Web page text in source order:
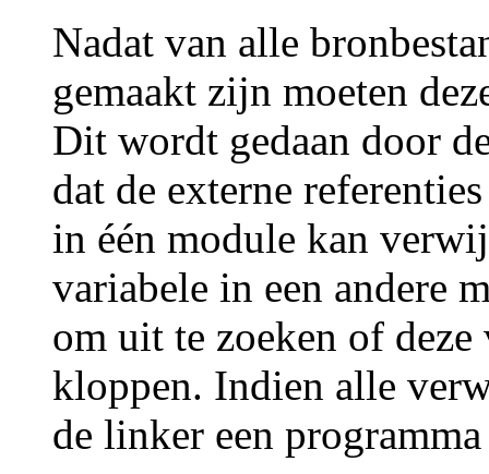
Nadat van alle
gemaakt zijn moeten
Dit wordt gedaan door
dat de externe
in één module kan
variabele in een andere
om uit te zoeken of
kloppen. Indien alle
de linker een